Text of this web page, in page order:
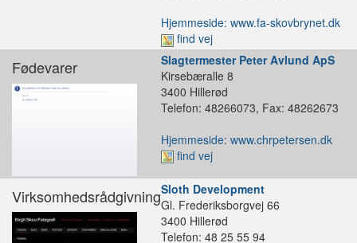
Hjemmeside: www.fa-skovbrynet.dk
find vej
Fødevarer
Slagtermester Peter Avlund ApS
Kirsebæralle 8
3400 Hillerød
Telefon: 48266073, Fax: 48262673
Hjemmeside: www.chrpetersen.dk
find vej
VirksomhedsrådgivningSloth Development
Gl. Frederiksborgvej 66
3400 Hillerød
Telefon: 48 25 55 94